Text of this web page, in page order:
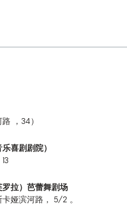
路 ，34）
喜剧剧院）
罗拉）芭蕾舞剧场
娅滨河路， 5/2 。